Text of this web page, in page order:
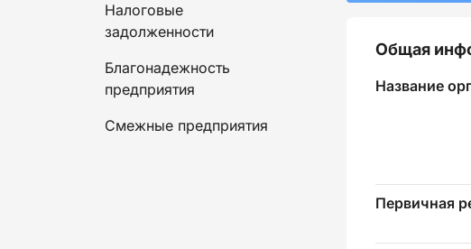
Налоговые
задолженности
Благонадежность
предприятия
Смежные предприятия
Общая
Название
Первичная